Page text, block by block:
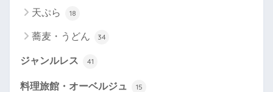
天ぷら 18
蕎麦・うどん 34
ジャンルレス 41
料理旅館・オーベルジュ 15